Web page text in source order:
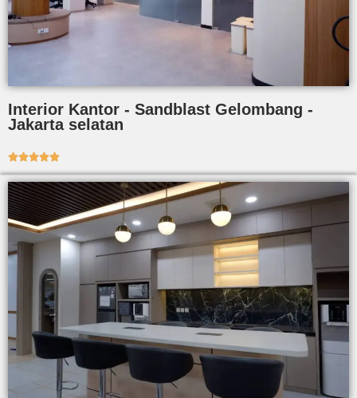
Interior Kantor - Sandblast Gelombang -
Jakarta selatan
